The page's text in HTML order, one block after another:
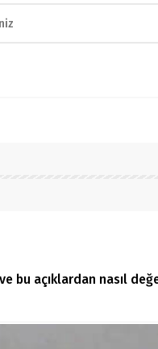
bu açıklardan nasıl